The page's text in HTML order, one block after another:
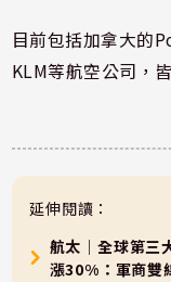
目前包括加拿大的
KLM等航空公司，
延伸閱讀：
航太｜全球第三
漲30%：軍商雙